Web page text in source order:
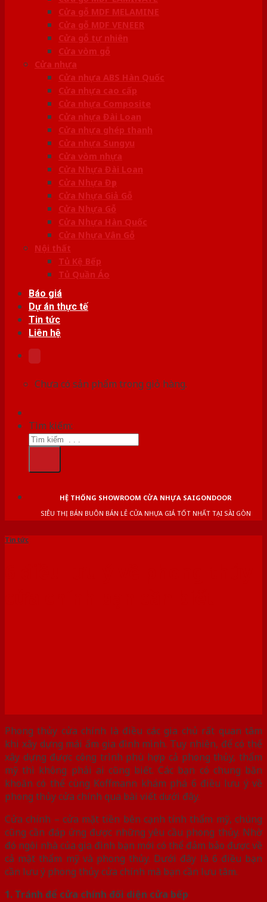
Cửa gỗ MDF MELAMINE
Cửa gỗ MDF VENEER
Cửa gỗ tự nhiên
Cửa vòm gỗ
Cửa nhựa
Cửa nhựa ABS Hàn Quốc
Cửa nhựa cao cấp
Cửa nhựa Composite
Cửa nhựa Đài Loan
Cửa nhựa ghép thanh
Cửa nhựa Sungyu
Cửa vòm nhựa
Cửa Nhựa Đài Loan
Cửa Nhựa Đẹp
Cửa Nhựa Giả Gỗ
Cửa Nhựa Gỗ
Cửa Nhựa Hàn Quốc
Cửa Nhựa Vân Gỗ
Nội thất
Tủ Kệ Bếp
Tủ Quần Áo
Báo giá
Dự án thực tế
Tin tức
Liên hệ
Chưa có sản phẩm trong giỏ hàng.
Tìm kiếm:
HỆ THỐNG SHOWROOM CỬA NHỰA SAIGONDOOR
SIÊU THỊ BÁN BUÔN BÁN LẺ CỬA NHỰA GIÁ TỐT NHẤT TẠI SÀI GÒN
Tin tức
Phong thủy cửa chính là điều các gia chủ rất quan tâm
khi xây dựng mái ấm gia đình mình. Tuy nhiên, để có thể
xây dựng được công trình phù hợp cả phong thủy, thẩm
mỹ thì không phải ai cũng biết. Các bạn có chung băn
khoăn có thể cùng Koffmann khám phá 6 điều lưu ý về
phong thủy cửa chính qua bài viết dưới đây.
Cửa chính – cửa mặt tiền bên cạnh tính thẩm mỹ, chúng
cũng cần đáp ứng được những yêu cầu phong thủy. Nhờ
đó ngôi nhà của gia đình bạn mới có thể đảm bảo được về
cả mặt thẩm mỹ và phong thủy. Dưới đây là 6 điều bạn
cần lưu ý phong thủy cửa chính mà bạn cần lưu tâm.
1. Tránh để cửa chính đối diện cửa bếp